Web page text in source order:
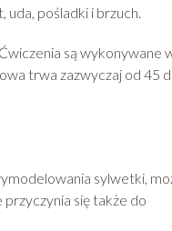
pośladki i brzuch.
są wykonywane
trwa zazwyczaj od 45
sylwetki,
się także do